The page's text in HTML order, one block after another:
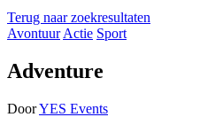
Terug naar zoekresultaten
Avontuur Actie Sport
Adventure
DoorYES Events